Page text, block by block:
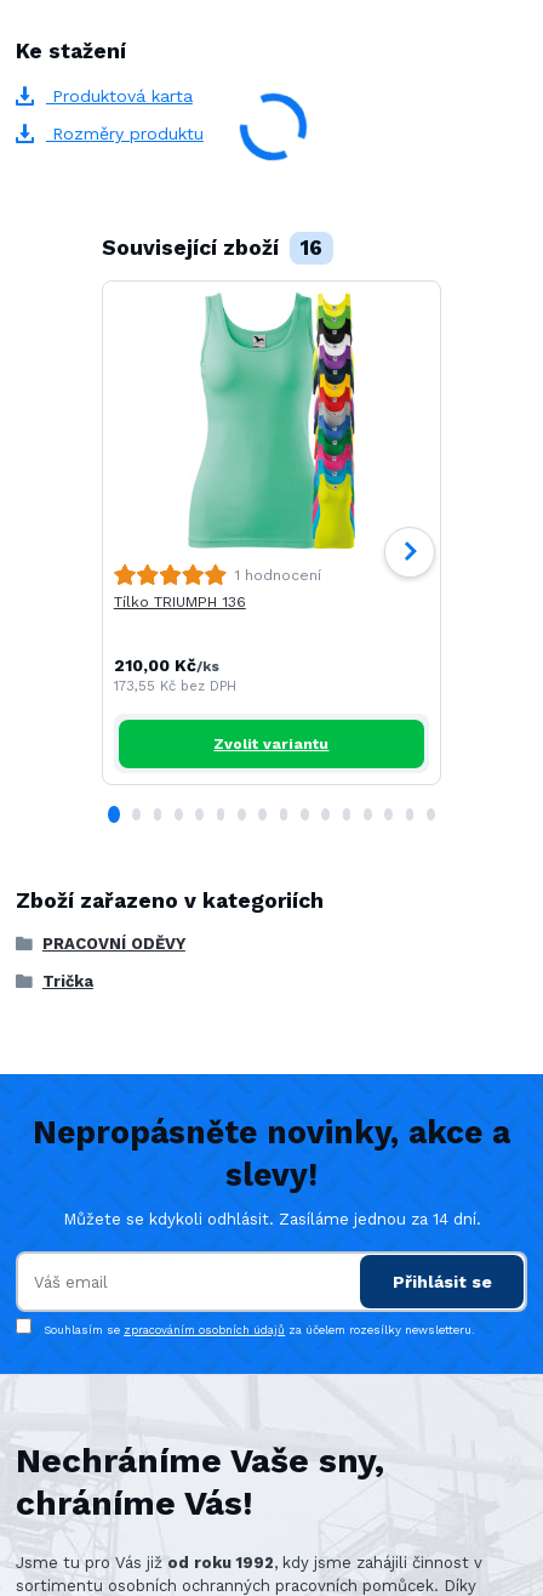
Ke stažení
Produktová karta
Rozměry produktu
Související zboží 16
1 hodnocení
Tílko TRIUMPH 136
210,00 Kč/ks
173,55 Kč bez DPH
Zvolit variantu
Zboží zařazeno v kategoriích
PRACOVNÍ ODĚVY
Trička
Nepropásněte novinky, akce a
slevy!
Můžete se kdykoli odhlásit. Zasíláme jednou za 14 dní.
Přihlásit se
Souhlasím se zpracováním osobních údajů za účelem rozesílky newsletteru.
Nechráníme Vaše sny,
chráníme Vás!
Jsme tu pro Vás již od roku 1992, kdy jsme zahájili činnost v
sortimentu osobních ochranných pracovních pomůcek. Díky